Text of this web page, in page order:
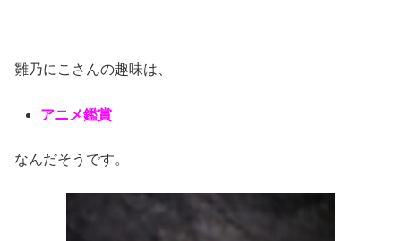
雛乃にこさんの趣味は、
アニメ鑑賞
なんだそうです。